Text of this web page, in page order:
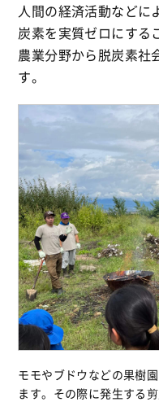
人間の経済活動などに
炭素を実質ゼロにする
農業分野から脱炭素社
す。
モモやブドウなどの果樹
ます。その際に発生する